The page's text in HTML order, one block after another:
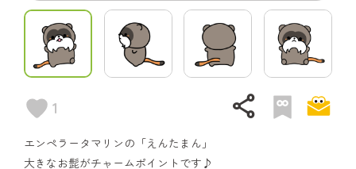
1 share
エンペラータマリンの「えんたまん」
大きなお髭がチャームポイントです♪